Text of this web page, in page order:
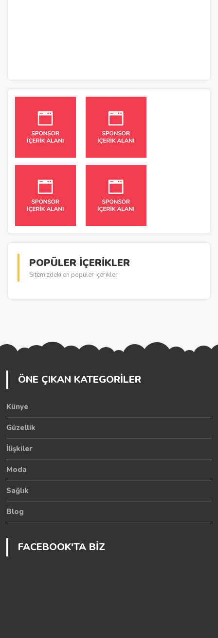
POPÜLER İÇERİKLER
Sitemizdeki en popüler içerikler
ÖNE ÇIKAN KATEGORİLER
Künye
Güzellik
İlişkiler
Moda
Sağlık
Blog
FACEBOOK'TA BİZ